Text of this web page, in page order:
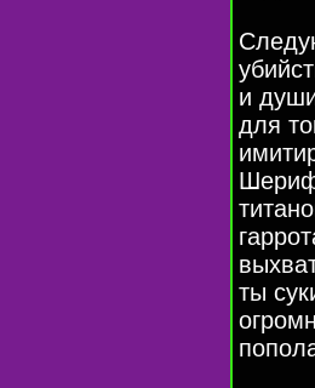
и
для
ты